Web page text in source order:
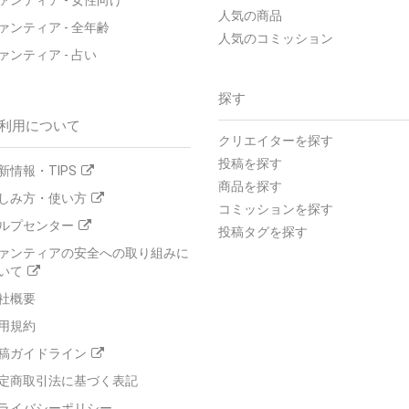
ンティア - 全年齢
ンティア - 占い
用について
情報・TIPS
み方・使い方
プセンター
ンティアの安全への取り組みに
て
概要
規約
ガイドライン
商取引法に基づく表記
人気の商品
人気のコミッション
探す
クリエイターを探す
投稿を探す
商品を探す
コミッションを探す
投稿タグを探す